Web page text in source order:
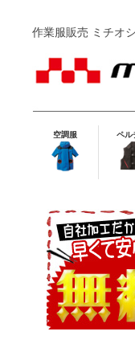
作業服販売 ミチオ
空調服 ペル